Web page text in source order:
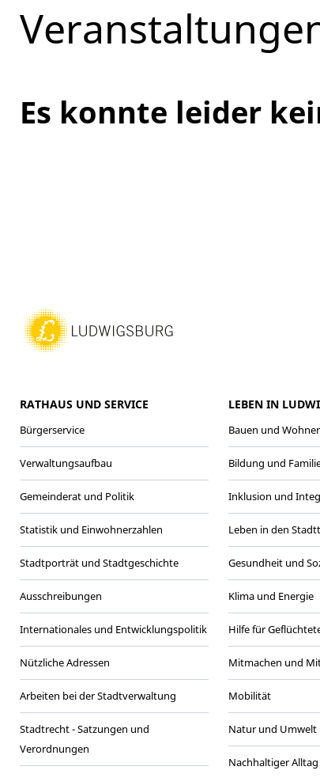
Es konnte leider
RATHAUS UND SERVICE
Bürgerservice
Verwaltungsaufbau
Gemeinderat und Politik
Statistik und Einwohnerzahlen
Stadtporträt und Stadtgeschichte
Ausschreibungen
Internationales und Entwicklungspolitik
Nützliche Adressen
Arbeiten bei der Stadtverwaltung
Stadtrecht - Satzungen und
Verordnungen
LEBEN IN
Bauen und
Bildung und
Inklusion und
Leben in den
Gesundheit und
Klima und Energie
Hilfe für
Mitmachen und
Mobilität
Natur und Umwelt
Nachhaltiger Alltag